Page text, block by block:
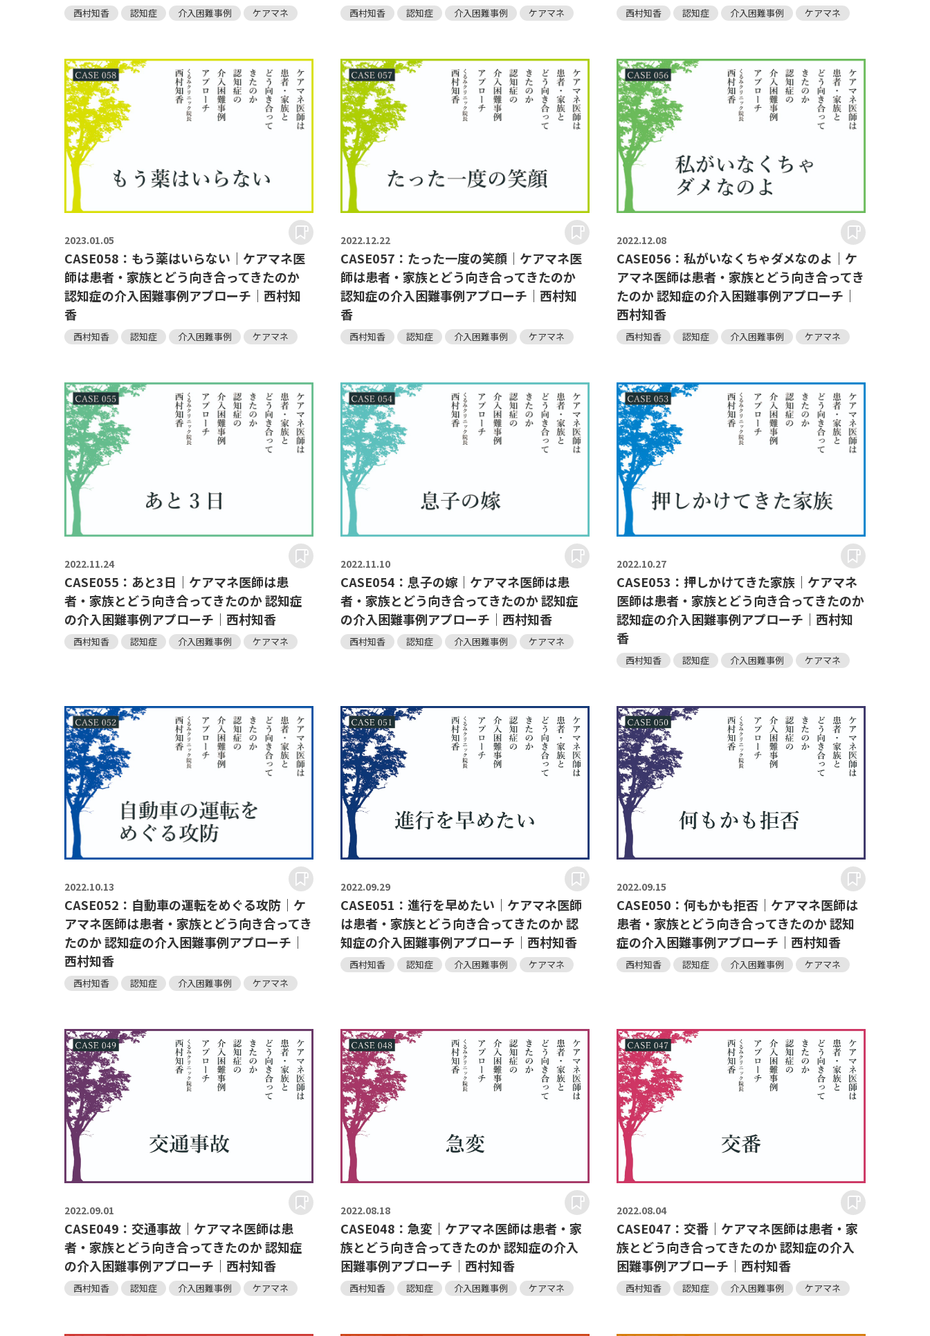
西村知香 認知症 介入困難事例 ケアマネ 西村知香 認知症 介入困難事例 ケアマネ 西村知香 認知症 介入困難事例 ケアマネ
2023.01.05
CASE058：もう薬はいらない｜ケアマネ医
師は患者・家族とどう向き合ってきたのか
認知症の介入困難事例アプローチ｜西村知
香
西村知香 認知症 介入困難事例 ケアマネ
2022.12.22
CASE057：たった一度の笑顔｜ケアマネ医
師は患者・家族とどう向き合ってきたのか
認知症の介入困難事例アプローチ｜西村知
香
西村知香 認知症 介入困難事例 ケアマネ
2022.12.08
CASE056：私がいなくちゃダメなのよ｜ケ
アマネ医師は患者・家族とどう向き合ってき
たのか 認知症の介入困難事例アプローチ｜
西村知香
西村知香 認知症 介入困難事例 ケアマネ
2022.11.24
CASE055：あと3日｜ケアマネ医師は患
者・家族とどう向き合ってきたのか 認知症
の介入困難事例アプローチ｜西村知香
西村知香 認知症 介入困難事例 ケアマネ
2022.11.10
CASE054：息子の嫁｜ケアマネ医師は患
者・家族とどう向き合ってきたのか 認知症
の介入困難事例アプローチ｜西村知香
西村知香 認知症 介入困難事例 ケアマネ
2022.10.27
CASE053：押しかけてきた家族｜ケアマネ
医師は患者・家族とどう向き合ってきたのか
認知症の介入困難事例アプローチ｜西村知
香
西村知香 認知症 介入困難事例 ケアマネ
2022.10.13
CASE052：自動車の運転をめぐる攻防｜ケ
アマネ医師は患者・家族とどう向き合ってき
たのか 認知症の介入困難事例アプローチ｜
西村知香
西村知香 認知症 介入困難事例 ケアマネ
2022.09.29
CASE051：進行を早めたい｜ケアマネ医師
は患者・家族とどう向き合ってきたのか 認
知症の介入困難事例アプローチ｜西村知香
西村知香 認知症 介入困難事例 ケアマネ
2022.09.15
CASE050：何もかも拒否｜ケアマネ医師は
患者・家族とどう向き合ってきたのか 認知
症の介入困難事例アプローチ｜西村知香
西村知香 認知症 介入困難事例 ケアマネ
2022.09.01
CASE049：交通事故｜ケアマネ医師は患
者・家族とどう向き合ってきたのか 認知症
の介入困難事例アプローチ｜西村知香
西村知香 認知症 介入困難事例 ケアマネ
2022.08.18
CASE048：急変｜ケアマネ医師は患者・家
族とどう向き合ってきたのか 認知症の介入
困難事例アプローチ｜西村知香
西村知香 認知症 介入困難事例 ケアマネ
2022.08.04
CASE047：交番｜ケアマネ医師は患者・家
族とどう向き合ってきたのか 認知症の介入
困難事例アプローチ｜西村知香
西村知香 認知症 介入困難事例 ケアマネ